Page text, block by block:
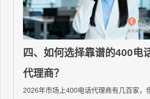
四、如何选择靠谱的400电
代理商？
2026年市场上400电话代理商有几百家，